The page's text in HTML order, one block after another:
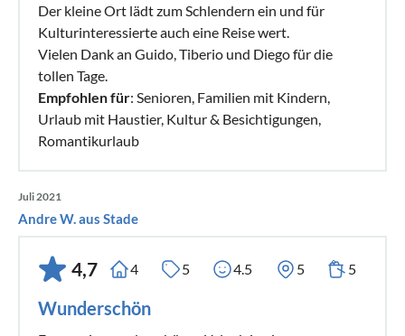
Der kleine Ort lädt zum Schlendern ein und für
Kulturinteressierte auch eine Reise wert.
Vielen Dank an Guido, Tiberio und Diego für die
tollen Tage.
Empfohlen für: Senioren, Familien mit Kindern,
Urlaub mit Haustier, Kultur & Besichtigungen,
Romantikurlaub
Juli 2021
Andre W. aus Stade
4,7 4 5 4.5 5 5
Wunderschön